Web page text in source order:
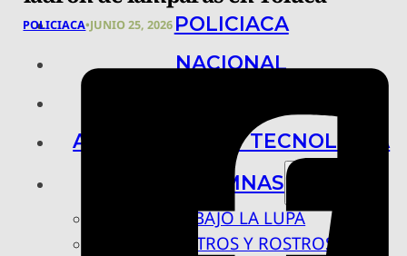
POLICIACA
NACIONAL
ARTE, CIENCIA Y TECNOLOGÍA
COLUMNAS
BAJO LA LUPA
RASTROS Y ROSTROS
POLICIACA•JUNIO 25, 2026